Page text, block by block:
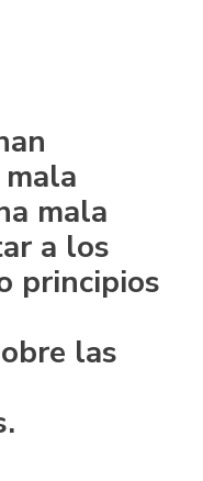
mala
a los
principios
las